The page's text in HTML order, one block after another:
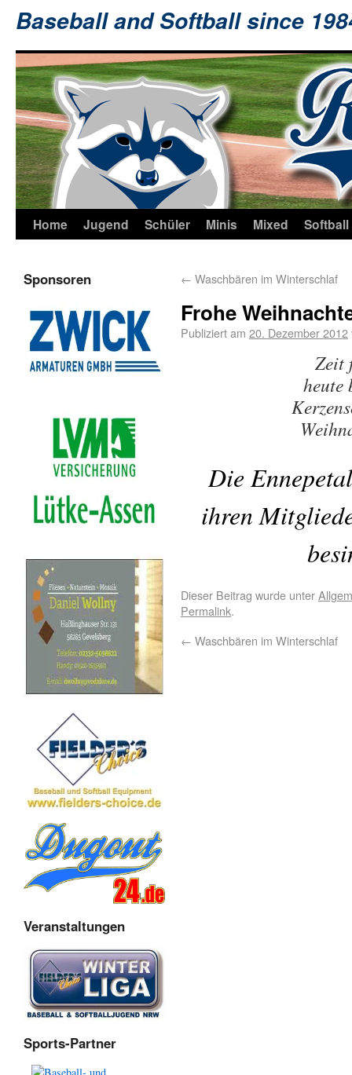
Baseball and Softball since
Home Jugend Schüler Minis Mixed Softball
← Waschbären im Winterschlaf
Frohe
Publiziert am 20. Dezember 2012
Zeit
heute
Die
ihren
Dieser Beitrag wurde unter
Permalink.
← Waschbären im Winterschlaf
Sponsoren
Veranstaltungen
Sports-Partner